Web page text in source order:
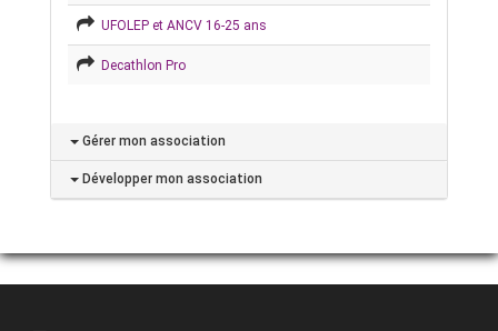
UFOLEP et ANCV 16-25 ans
Decathlon Pro
Gérer mon association
Développer mon association